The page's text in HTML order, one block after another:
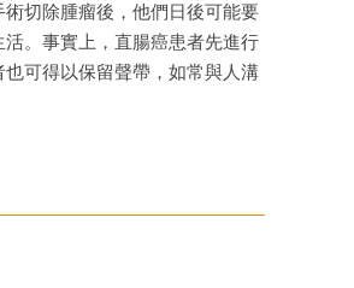
切除腫瘤後，他們日後可能要
。事實上，直腸癌患者先進行
可得以保留聲帶，如常與人溝